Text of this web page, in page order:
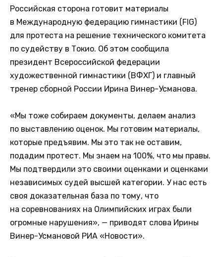
Российская сторона готовит материалы
в Международную федерацию гимнастики (FIG)
для протеста на решение технического комитета
по судейству в Токио. Об этом сообщила
президент Всероссийской федерации
художественной гимнастики (ВФХГ) и главный
тренер сборной России Ирина Винер-Усманова.
«Мы тоже собираем документы, делаем анализ
по выставлению оценок. Мы готовим материалы,
которые предъявим. Мы это так не оставим,
подадим протест. Мы знаем на 100%, что мы правы.
Мы подтвердили это своими оценками и оценками
независимых судей высшей категории. У нас есть
своя доказательная база по тому, что
на соревнованиях на Олимпийских играх были
огромные нарушения», — приводят слова Ирины
Винер-Усмановой РИА «Новости».